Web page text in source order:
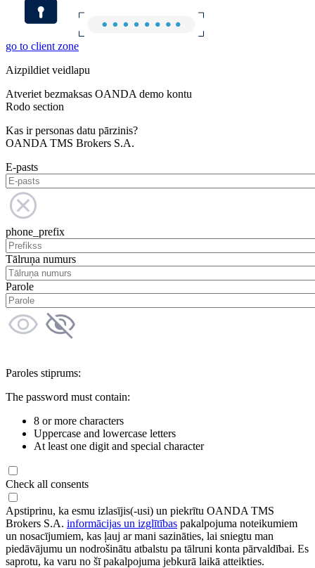
go to client zone
Aizpildiet veidlapu
Atveriet bezmaksas OANDA demo kontu
Rodo section
Kas ir personas datu pārzinis?
OANDA TMS Brokers S.A.
E-pasts
phone_prefix
Tālruņa numurs
Parole
Paroles stiprums:
The password must contain:
8 or more characters
Uppercase and lowercase letters
At least one digit and special character
Check all consents
Apstiprinu, ka esmu izlasījis(-usi) un piekrītu OANDA TMS
Brokers S.A. informācijas un izglītības pakalpojuma noteikumiem
un nosacījumiem, kas ļauj ar mani sazināties, lai sniegtu man
piedāvājumu un nodrošinātu atbalstu pa tālruni konta pārvaldībai. Es
saprotu, ka varu no šī pakalpojuma jebkurā laikā atteikties.